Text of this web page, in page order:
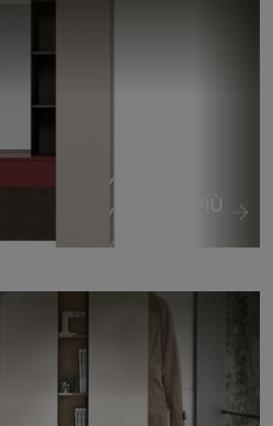
VEDI DI PIÙ